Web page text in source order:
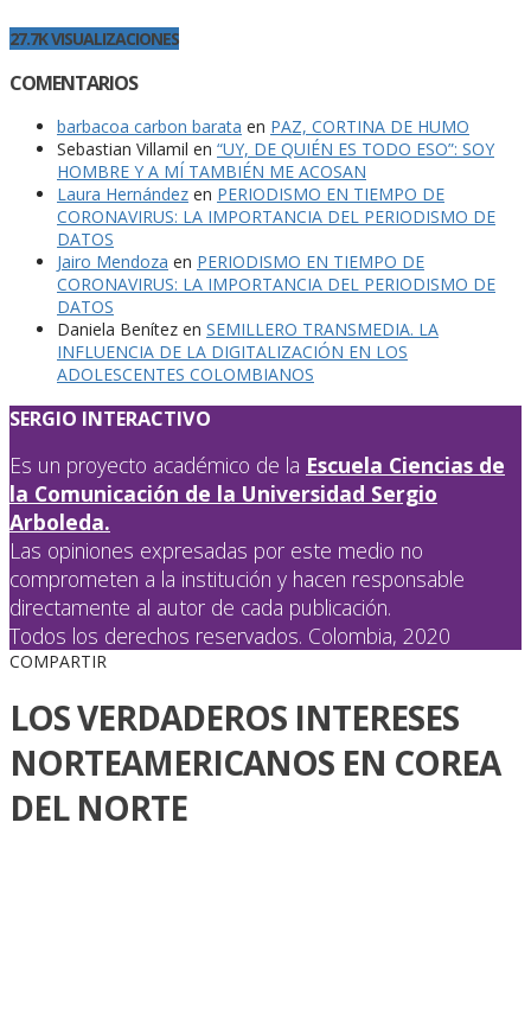
27.7K VISUALIZACIONES
COMENTARIOS
barbacoa carbon barata en PAZ, CORTINA DE HUMO
Sebastian Villamil en “UY, DE QUIÉN ES TODO ESO”: SOY
HOMBRE Y A MÍ TAMBIÉN ME ACOSAN
Laura Hernández en PERIODISMO EN TIEMPO DE
CORONAVIRUS: LA IMPORTANCIA DEL PERIODISMO DE
DATOS
Jairo Mendoza en PERIODISMO EN TIEMPO DE
CORONAVIRUS: LA IMPORTANCIA DEL PERIODISMO DE
DATOS
Daniela Benítez en SEMILLERO TRANSMEDIA. LA
INFLUENCIA DE LA DIGITALIZACIÓN EN LOS
ADOLESCENTES COLOMBIANOS
SERGIO INTERACTIVO
Es un proyecto académico de la Escuela Ciencias de
la Comunicación de la Universidad Sergio
Arboleda.
Las opiniones expresadas por este medio no
comprometen a la institución y hacen responsable
directamente al autor de cada publicación.
Todos los derechos reservados. Colombia, 2020
COMPARTIR
LOS VERDADEROS INTERESES
NORTEAMERICANOS EN COREA
DEL NORTE